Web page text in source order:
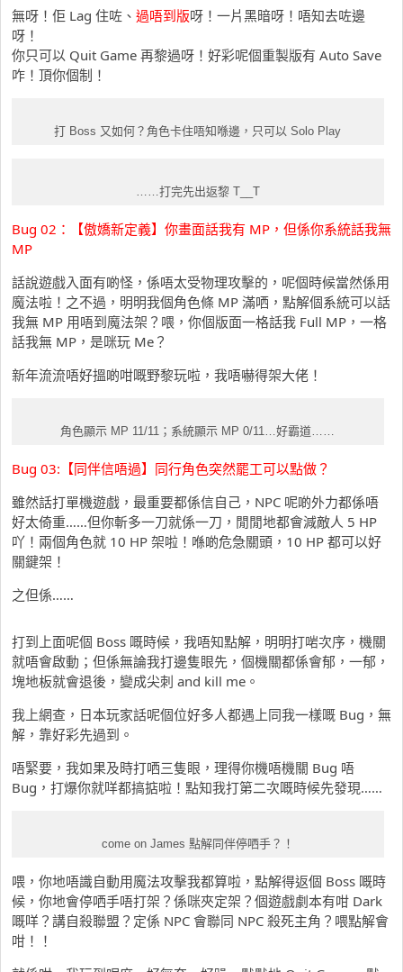
無呀！佢 Lag 住咗、 過唔到版呀！一片黑暗呀！唔知去咗邊
呀！
你只可以 Quit Game 再黎過呀！好彩呢個重製版有 Auto Save
咋！頂你個制！
打 Boss 又如何？角色卡住唔知喺邊，只可以 Solo Play
……打完先出返黎 T__T
Bug 02：【傲嬌新定義】你畫面話我有 MP，但係你系統話我無
MP
話說遊戲入面有啲怪，係唔太受物理攻擊的，呢個時候當然係用
魔法啦！之不過，明明我個角色條 MP 滿哂，點解個系統可以話
我無 MP 用唔到魔法架？喂，你個版面一格話我 Full MP，一格
話我無 MP，是咪玩 Me？
新年流流唔好搵啲咁嘅野黎玩啦，我唔嚇得架大佬！
角色顯示 MP 11/11；系統顯示 MP 0/11…好霸道……
Bug 03:【同伴信唔過】同行角色突然罷工可以點做？
雖然話打單機遊戲，最重要都係信自己，NPC 呢啲外力都係唔
好太倚重……但你斬多一刀就係一刀，閒閒地都會減敵人 5 HP
吖！兩個角色就 10 HP 架啦！喺啲危急關頭，10 HP 都可以好
關鍵架！
之但係……
打到上面呢個 Boss 嘅時候，我唔知點解，明明打啱次序，機關
就唔會啟動；但係無論我打邊隻眼先，個機關都係會郁，一郁，
塊地板就會退後，變成尖刺 and kill me。
我上網查，日本玩家話呢個位好多人都遇上同我一樣嘅 Bug，無
解，靠好彩先過到。
唔緊要，我如果及時打哂三隻眼，理得你機唔機關 Bug 唔
Bug，打爆你就咩都搞掂啦！點知我打第二次嘅時候先發現……
come on James 點解同伴停哂手？！
喂，你地唔識自動用魔法攻擊我都算啦，點解得返個 Boss 嘅時
候，你地會停哂手唔打架？係咪夾定架？個遊戲劇本有咁 Dark
嘅咩？講自殺聯盟？定係 NPC 會聯同 NPC 殺死主角？喂點解會
咁！！